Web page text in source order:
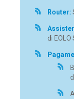
Router:
di EOLO